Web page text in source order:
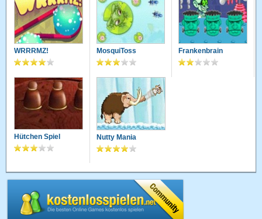
WRRRMZ! MosquiToss Frankenbrain
Hütchen Spiel Nutty Mania